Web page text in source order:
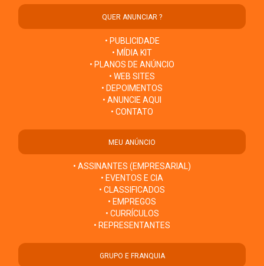
QUER ANUNCIAR ?
• PUBLICIDADE
• MÍDIA KIT
• PLANOS DE ANÚNCIO
• WEB SITES
• DEPOIMENTOS
• ANUNCIE AQUI
• CONTATO
MEU ANÚNCIO
• ASSINANTES (EMPRESARIAL)
• EVENTOS E CIA
• CLASSIFICADOS
• EMPREGOS
• CURRÍCULOS
• REPRESENTANTES
GRUPO E FRANQUIA